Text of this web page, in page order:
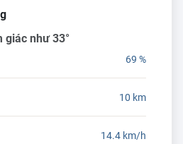
giác như 33°
69 %
10 km
14.4 km/h